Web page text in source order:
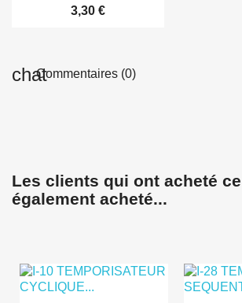
3,30 €
Commentaires (0)
Les clients qui ont acheté
également acheté...